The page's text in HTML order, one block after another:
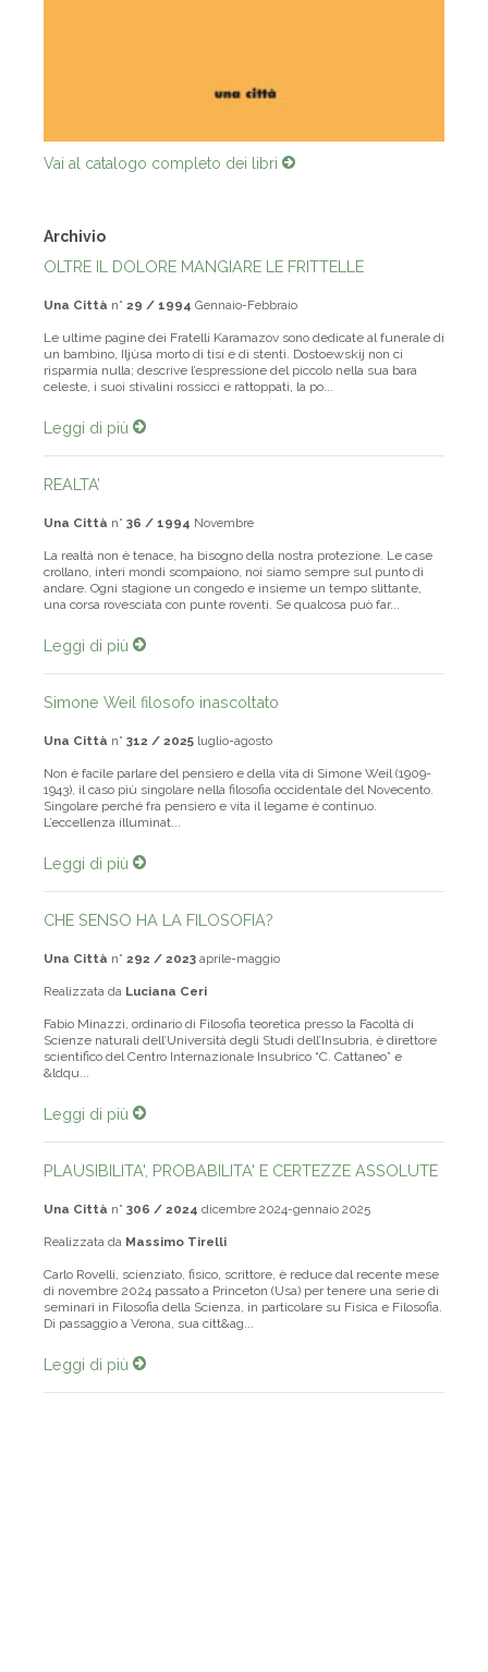
Vai al catalogo completo dei libri
Archivio
OLTRE IL DOLORE MANGIARE LE FRITTELLE
Una Città n° 29 / 1994 Gennaio-Febbraio
Le ultime pagine dei Fratelli Karamazov sono dedicate al funerale di
un bambino, Iljùsa morto di tisi e di stenti. Dostoewskij non ci
risparmia nulla; descrive l’espressione del piccolo nella sua bara
celeste, i suoi stivalini rossicci e rattoppati, la po...
Leggi di più
REALTA’
Una Città n° 36 / 1994 Novembre
La realtà non è tenace, ha bisogno della nostra protezione. Le case
crollano, interi mondi scompaiono, noi siamo sempre sul punto di
andare. Ogni stagione un congedo e insieme un tempo slittante,
una corsa rovesciata con punte roventi. Se qualcosa può far...
Leggi di più
Simone Weil filosofo inascoltato
Una Città n° 312 / 2025 luglio-agosto
Non è facile parlare del pensiero e della vita di Simone Weil (1909-
1943), il caso più singolare nella filosofia occidentale del Novecento.
Singolare perché fra pensiero e vita il legame è continuo.
L’eccellenza illuminat...
Leggi di più
CHE SENSO HA LA FILOSOFIA?
Una Città n° 292 / 2023 aprile-maggio
Realizzata da Luciana Ceri
Fabio Minazzi, ordinario di Filosofia teoretica presso la Facoltà di
Scienze naturali dell’Università degli Studi dell’Insubria, è direttore
scientifico del Centro Internazionale Insubrico “C. Cattaneo” e
&ldqu...
Leggi di più
PLAUSIBILITA', PROBABILITA' E CERTEZZE ASSOLUTE
Una Città n° 306 / 2024 dicembre 2024-gennaio 2025
Realizzata da Massimo Tirelli
Carlo Rovelli, scienziato, fisico, scrittore, è reduce dal recente mese
di novembre 2024 passato a Princeton (Usa) per tenere una serie di
seminari in Filosofia della Scienza, in particolare su Fisica e Filosofia.
Di passaggio a Verona, sua citt&ag...
Leggi di più